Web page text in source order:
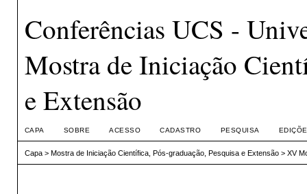
Conferências UCS -
Mostra de Iniciação
e Extensão
CAPA SOBRE ACESSO CADASTRO PESQUISA
Capa> Mostra de Iniciação Científica, Pós-graduação, Pesquisa e Extensão> XV